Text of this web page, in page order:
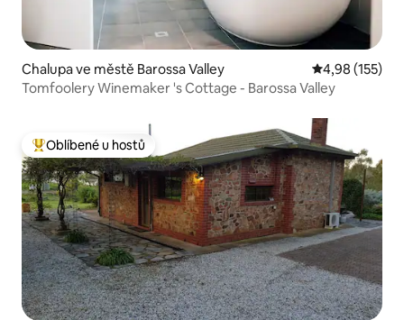
Chalupa ve městě Barossa Valley Průměrné
4,98 (155)
Tomfoolery Winemaker 's Cottage - Barossa Valley
Nejlepší v kategorii Oblíbené u hostů
Oblíbené u hostů